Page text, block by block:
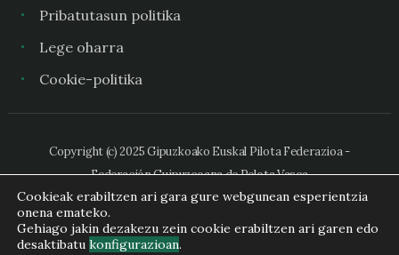
Pribatutasun politika
Lege oharra
Cookie-politika
Copyright (c) 2025 Gipuzkoako Euskal Pilota Federazioa -
Federación Guipuzcoana de Pelota Vasca
Cookieak erabiltzen ari gara gure webgunean esperientzia
onena emateko.
Gehiago jakin dezakezu zein cookie erabiltzen ari garen edo
desaktibatu konfigurazioan.